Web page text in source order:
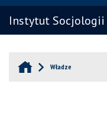
Instytut Socjologii
Władze